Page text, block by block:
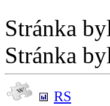
Stránka
Stránka
RS